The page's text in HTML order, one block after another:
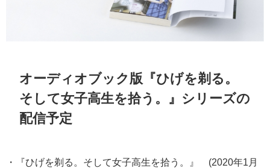
オーディオブック版『ひげを剃る。
そして女子高生を拾う。』シリーズの
配信予定
・『ひげを剃る。そして女子高生を拾う。』 (2020年1月